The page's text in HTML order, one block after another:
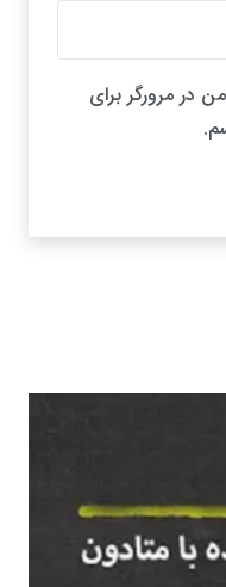
در مرورگر برای